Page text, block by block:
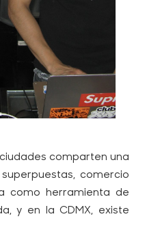
comparten una
comercio
como herramienta de
y en la CDMX, existe